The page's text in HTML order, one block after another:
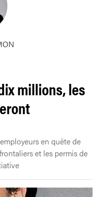
millions, les
en quête de
et les permis de